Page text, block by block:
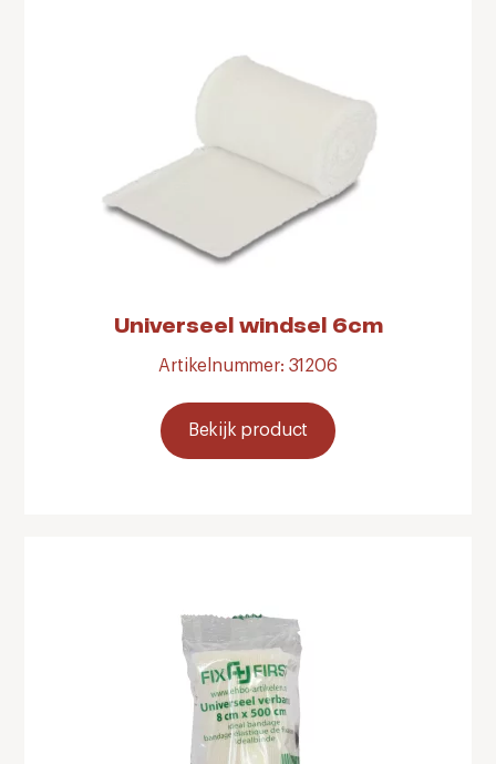
Universeel windsel 6cm
Artikelnummer: 31206
Bekijk product